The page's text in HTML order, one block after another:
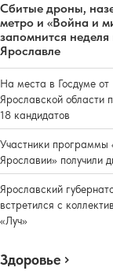
Сбитые дроны,
метро и «Война и
запомнится неделя
Ярославле
На места в Госдуме от
Ярославской области
18 кандидатов
Участники программы
Ярославии» получили
Ярославский
встретился с
«Луч»
Здоровье